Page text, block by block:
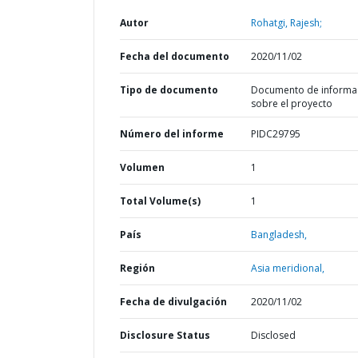
Autor Rohatgi, Rajesh;
Fecha del documento 2020/11/02
Tipo de documento
Documento de
sobre el proyecto
Número del informe PIDC29795
Volumen 1
Total Volume(s) 1
País Bangladesh,
Región Asia meridional,
Fecha de divulgación 2020/11/02
Disclosure Status Disclosed